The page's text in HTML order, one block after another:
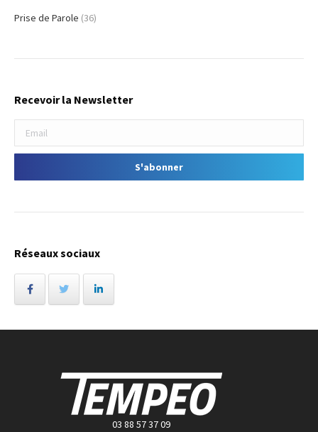
Prise de Parole (36)
Recevoir la Newsletter
Réseaux sociaux
03 88 57 37 09